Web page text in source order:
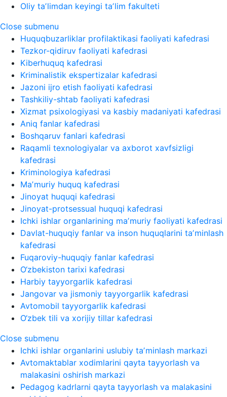
Oliy taʼlimdan keyingi taʼlim fakulteti
Close submenu
Huquqbuzarliklar profilaktikasi faoliyati kafedrasi
Tezkor-qidiruv faoliyati kafedrasi
Kiberhuquq kafedrasi
Kriminalistik ekspertizalar kafedrasi
Jazoni ijro etish faoliyati kafedrasi
Tashkiliy-shtab faoliyati kafedrasi
Xizmat psixologiyasi va kasbiy madaniyati kafedrasi
Aniq fanlar kafedrasi
Boshqaruv fanlari kafedrasi
Raqamli texnologiyalar va axborot xavfsizligi
kafedrasi
Kriminologiya kafedrasi
Maʼmuriy huquq kafedrasi
Jinoyat huquqi kafedrasi
Jinoyat-protsessual huquqi kafedrasi
Ichki ishlar organlarining maʼmuriy faoliyati kafedrasi
Davlat-huquqiy fanlar va inson huquqlarini taʼminlash
kafedrasi
Fuqaroviy-huquqiy fanlar kafedrasi
O‘zbekiston tarixi kafedrasi
Harbiy tayyorgarlik kafedrasi
Jangovar va jismoniy tayyorgarlik kafedrasi
Avtomobil tayyorgarlik kafedrasi
O‘zbek tili va xorijiy tillar kafedrasi
Close submenu
Ichki ishlar organlarini uslubiy taʼminlash markazi
Avtomaktablar xodimlarini qayta tayyorlash va
malakasini oshirish markazi
Pedagog kadrlarni qayta tayyorlash va malakasini